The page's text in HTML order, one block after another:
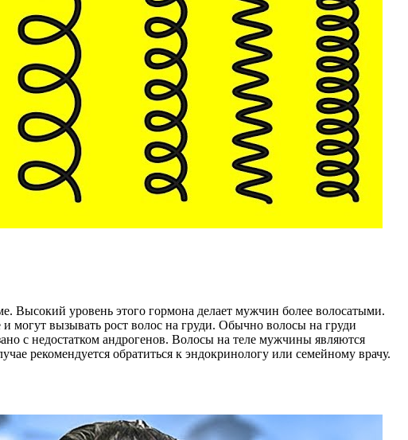
Высокий уровень этого гормона делает мужчин более волосатыми.
могут вызывать рост волос на груди. Обычно волосы на груди
с недостатком андрогенов. Волосы на теле мужчины являются
рекомендуется обратиться к эндокринологу или семейному врачу.